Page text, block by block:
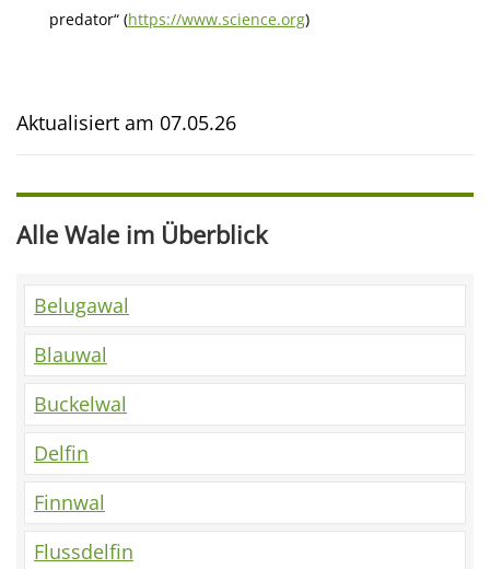
predator“ (https://www.science.org)
Aktualisiert am 07.05.26
Alle Wale im Überblick
Belugawal
Blauwal
Buckelwal
Delfin
Finnwal
Flussdelfin